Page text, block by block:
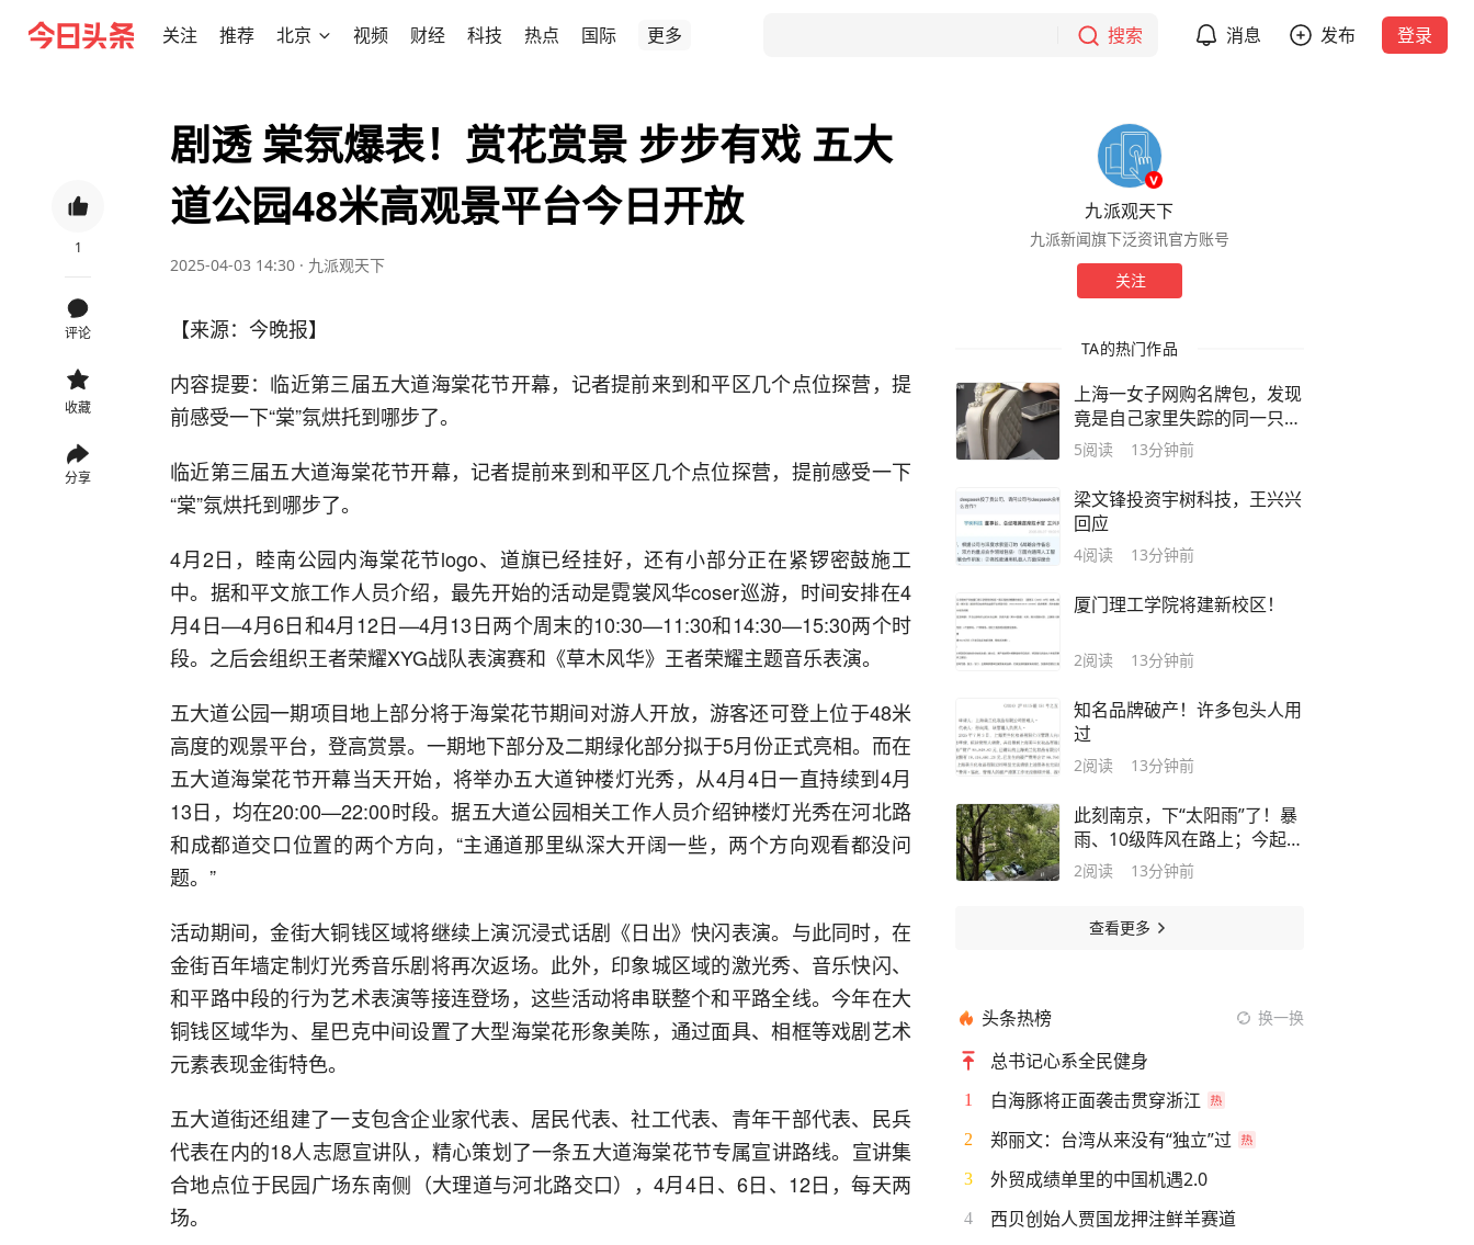
关注 推荐 北京 视频 财经 科技 热点 国际 更多 搜索 消息 发布 登录
1
评论
收藏
分享
剧透 棠氛爆表！赏花赏景 步步有戏 五大
道公园48米高观景平台今日开放
2025-04-03 14:30 · 九派观天下
【来源：今晚报】
内容提要：临近第三届五大道海棠花节开幕，记者提前来到和平区几个点位探营，提
前感受一下“棠”氛烘托到哪步了。
临近第三届五大道海棠花节开幕，记者提前来到和平区几个点位探营，提前感受一下
“棠”氛烘托到哪步了。
4月2日，睦南公园内海棠花节logo、道旗已经挂好，还有小部分正在紧锣密鼓施工
中。据和平文旅工作人员介绍，最先开始的活动是霓裳风华coser巡游，时间安排在4
月4日—4月6日和4月12日—4月13日两个周末的10:30—11:30和14:30—15:30两个时
段。之后会组织王者荣耀XYG战队表演赛和《草木风华》王者荣耀主题音乐表演。
五大道公园一期项目地上部分将于海棠花节期间对游人开放，游客还可登上位于48米
高度的观景平台，登高赏景。一期地下部分及二期绿化部分拟于5月份正式亮相。而在
五大道海棠花节开幕当天开始，将举办五大道钟楼灯光秀，从4月4日一直持续到4月
13日，均在20:00—22:00时段。据五大道公园相关工作人员介绍钟楼灯光秀在河北路
和成都道交口位置的两个方向，“主通道那里纵深大开阔一些，两个方向观看都没问
题。”
活动期间，金街大铜钱区域将继续上演沉浸式话剧《日出》快闪表演。与此同时，在
金街百年墙定制灯光秀音乐剧将再次返场。此外，印象城区域的激光秀、音乐快闪、
和平路中段的行为艺术表演等接连登场，这些活动将串联整个和平路全线。今年在大
铜钱区域华为、星巴克中间设置了大型海棠花形象美陈，通过面具、相框等戏剧艺术
元素表现金街特色。
五大道街还组建了一支包含企业家代表、居民代表、社工代表、青年干部代表、民兵
代表在内的18人志愿宣讲队，精心策划了一条五大道海棠花节专属宣讲路线。宣讲集
合地点位于民园广场东南侧（大理道与河北路交口），4月4日、6日、12日，每天两
场。
九派观天下
九派新闻旗下泛资讯官方账号
关注
TA的热门作品
上海一女子网购名牌包，发现
竟是自己家里失踪的同一只！
被转卖了5次，从上海到广州
5阅读 13分钟前
梁文锋投资宇树科技，王兴兴
回应
4阅读 13分钟前
厦门理工学院将建新校区！
2阅读 13分钟前
知名品牌破产！许多包头人用
过
2阅读 13分钟前
此刻南京，下“太阳雨”了！暴
雨、10级阵风在路上；今起5
天，南京将出现持续性大风和
2阅读 13分钟前
查看更多
头条热榜 换一换
总书记心系全民健身
1 白海豚将正面袭击贯穿浙江
2 郑丽文：台湾从来没有“独立”过
3 外贸成绩单里的中国机遇2.0
4 西贝创始人贾国龙押注鲜羊赛道